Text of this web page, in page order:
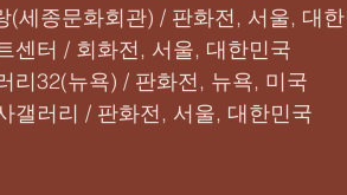
(세종문화회관) / 판화전, 서울, 대
센터 / 회화전, 서울, 대한민국
리32(뉴욕) / 판화전, 뉴욕, 미국
갤러리 / 판화전, 서울, 대한민국